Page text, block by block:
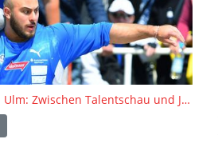
U16-/U23-DM in Ulm: Zwischen Talentschau und Jagd auf die U23-EM-Tickets